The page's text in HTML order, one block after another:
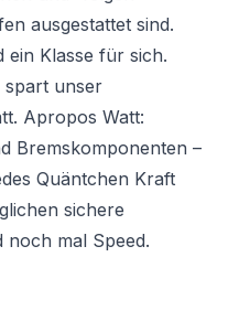
ausgestattet sind.
ein Klasse für sich.
spart unser
Apropos Watt:
Bremskomponenten –
Quäntchen Kraft
sichere
noch mal Speed.